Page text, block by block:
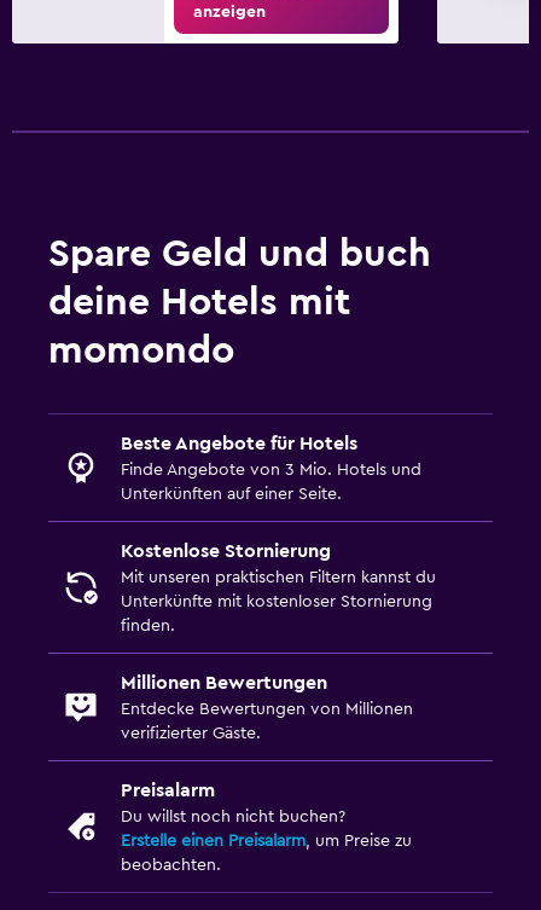
anzeigen
Spare Geld und buch
deine Hotels mit
momondo
Beste Angebote für Hotels
Finde Angebote von 3 Mio. Hotels und
Unterkünften auf einer Seite.
Kostenlose Stornierung
Mit unseren praktischen Filtern kannst du
Unterkünfte mit kostenloser Stornierung
finden.
Millionen Bewertungen
Entdecke Bewertungen von Millionen
verifizierter Gäste.
Preisalarm
Du willst noch nicht buchen?
Erstelle einen Preisalarm , um Preise zu
beobachten.